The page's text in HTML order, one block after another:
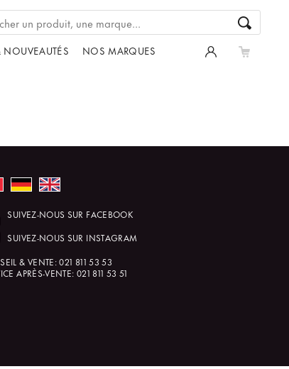
NOUVEAUTÉS NOS MARQUES
SUIVEZ-NOUS SUR FACEBOOK
SUIVEZ-NOUS SUR INSTAGRAM
& VENTE:021 811 53 53
APRÈS-VENTE: 021 811 53 51